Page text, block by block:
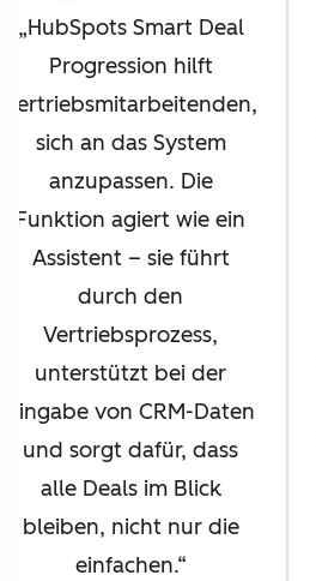
HubSpots Smart Deal
Progression hilft
Vertriebsmitarbeitenden,
sich an das System
anzupassen. Die
Funktion agiert wie ein
Assistent – sie führt
durch den
Vertriebsprozess,
unterstützt bei der
Eingabe von CRM-Daten
und sorgt dafür, dass
alle Deals im Blick
bleiben, nicht nur die
einfachen.